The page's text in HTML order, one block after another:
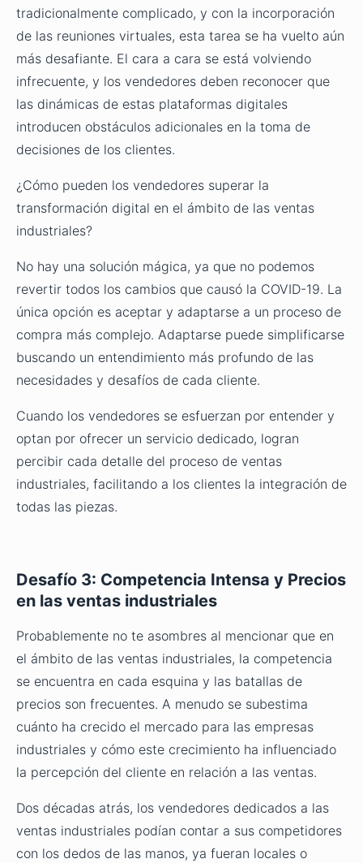
tradicionalmente complicado, y con la incorporación
de las reuniones virtuales, esta tarea se ha vuelto aún
más desafiante. El cara a cara se está volviendo
infrecuente, y los vendedores deben reconocer que
las dinámicas de estas plataformas digitales
introducen obstáculos adicionales en la toma de
decisiones de los clientes.
¿Cómo pueden los vendedores superar la
transformación digital en el ámbito de las ventas
industriales?
No hay una solución mágica, ya que no podemos
revertir todos los cambios que causó la COVID-19. La
única opción es aceptar y adaptarse a un proceso de
compra más complejo. Adaptarse puede simplificarse
buscando un entendimiento más profundo de las
necesidades y desafíos de cada cliente.
Cuando los vendedores se esfuerzan por entender y
optan por ofrecer un servicio dedicado, logran
percibir cada detalle del proceso de ventas
industriales, facilitando a los clientes la integración de
todas las piezas.
Desafío 3: Competencia Intensa y Precios
en las ventas industriales
Probablemente no te asombres al mencionar que en
el ámbito de las ventas industriales, la competencia
se encuentra en cada esquina y las batallas de
precios son frecuentes. A menudo se subestima
cuánto ha crecido el mercado para las empresas
industriales y cómo este crecimiento ha influenciado
la percepción del cliente en relación a las ventas.
Dos décadas atrás, los vendedores dedicados a las
ventas industriales podían contar a sus competidores
con los dedos de las manos, ya fueran locales o